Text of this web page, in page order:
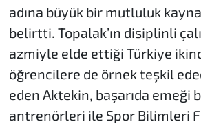
adına büyük bir mutluluk
belirtti. Topalak’ın disiplinli
azmiyle elde ettiği Türkiye
öğrencilere de örnek teşkil
eden Aktekin, başarıda emeği
antrenörleri ile Spor Bilimleri